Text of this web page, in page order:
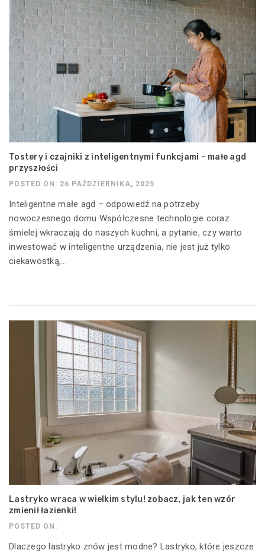
Tostery i czajniki z inteligentnymi funkcjami – małe agd
przyszłości
POSTED ON: 26 PAŹDZIERNIKA, 2025
Inteligentne małe agd – odpowiedź na potrzeby
nowoczesnego domu Współczesne technologie coraz
śmielej wkraczają do naszych kuchni, a pytanie, czy warto
inwestować w inteligentne urządzenia, nie jest już tylko
ciekawostką,...
Lastryko wraca w wielkim stylu! zobacz, jak ten wzór
zmienił łazienki!
POSTED ON:
Dlaczego lastryko znów jest modne? Lastryko, które jeszcze